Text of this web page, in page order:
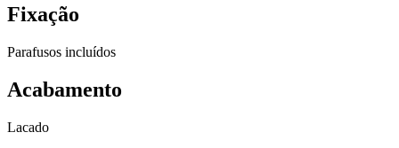
Fixação
Parafusos incluídos
Acabamento
Lacado